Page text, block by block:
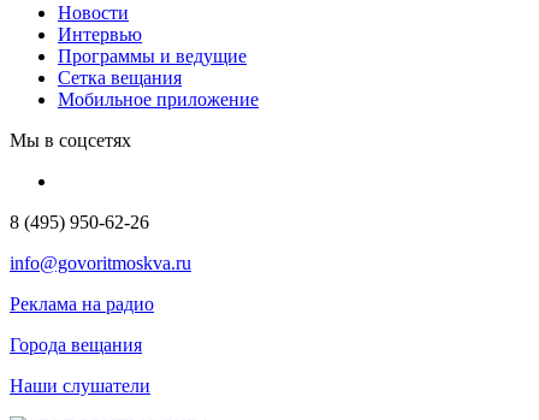
Новости
Интервью
Программы и ведущие
Сетка вещания
Мобильное приложение
Мы в соцсетях
8 (495) 950-62-26
info@govoritmoskva.ru
Реклама на радио
Города вещания
Наши слушатели